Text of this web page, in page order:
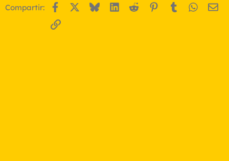
Compartir: Facebook BlueskyLinkedIn
Reddit Pinterest
Tumblr
Enlace